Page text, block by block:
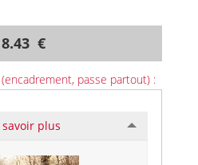
€
passe partout) :
savoir plus